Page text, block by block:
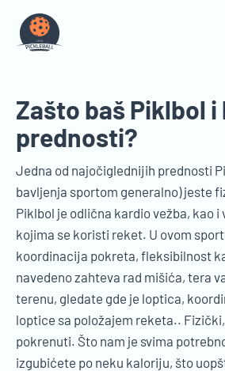
Пређи
садржај
Zašto baš Piklbol i
prednosti?
Jedna od najočiglednijih prednosti
bavljenja sportom generalno) jeste
Piklbol je odlična kardio vežba, kao i
kojima se koristi reket. U ovom
koordinacija pokreta, fleksibilnost
navedeno zahteva rad mišića, tera
terenu, gledate gde je loptica,
loptice sa položajem reketa..
pokrenuti. Što nam je svima
izgubićete po neku kaloriju, što